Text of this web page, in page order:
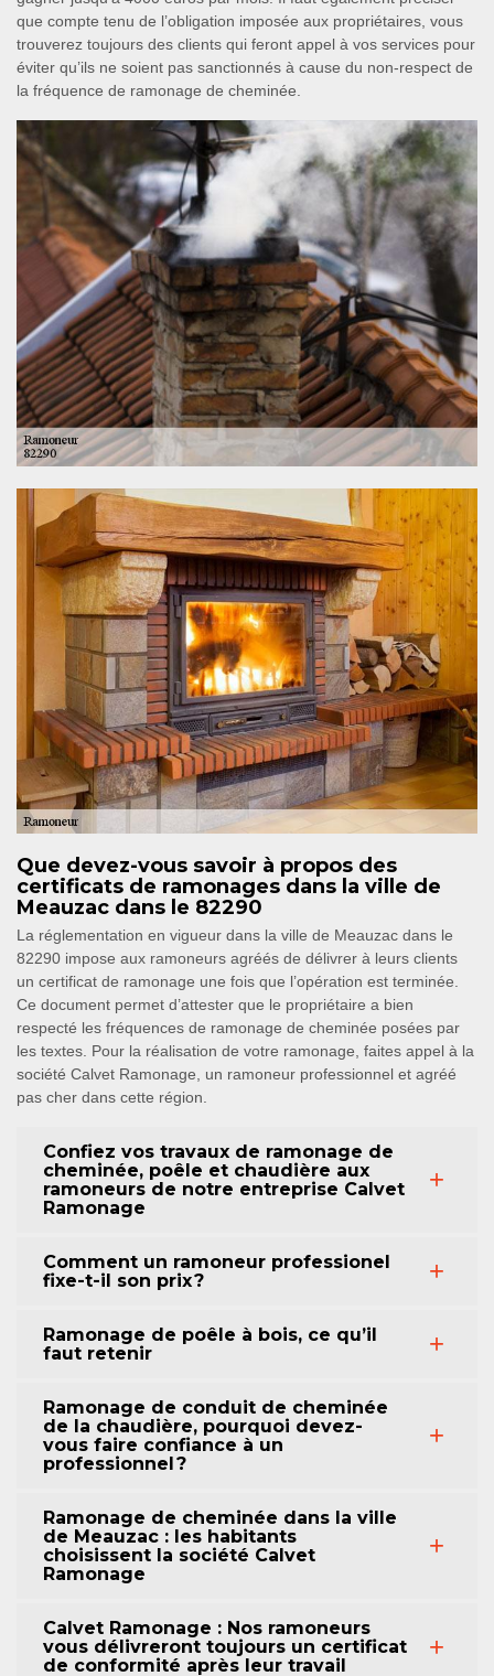
que compte tenu de l’obligation imposée aux propriétaires, vous
trouverez toujours des clients qui feront appel à vos services pour
éviter qu’ils ne soient pas sanctionnés à cause du non-respect de
la fréquence de ramonage de cheminée.
Que devez-vous savoir à propos des
certificats de ramonages dans la ville de
Meauzac dans le 82290
La réglementation en vigueur dans la ville de Meauzac dans le
82290 impose aux ramoneurs agréés de délivrer à leurs clients
un certificat de ramonage une fois que l’opération est terminée.
Ce document permet d’attester que le propriétaire a bien
respecté les fréquences de ramonage de cheminée posées par
les textes. Pour la réalisation de votre ramonage, faites appel à la
société Calvet Ramonage, un ramoneur professionnel et agréé
pas cher dans cette région.
Confiez vos travaux de ramonage de
cheminée, poêle et chaudière aux
ramoneurs de notre entreprise Calvet
Ramonage
Comment un ramoneur professionel
fixe-t-il son prix ?
Ramonage de poêle à bois, ce qu’il
faut retenir
Ramonage de conduit de cheminée
de la chaudière, pourquoi devez-
vous faire confiance à un
professionnel ?
Ramonage de cheminée dans la ville
de Meauzac : les habitants
choisissent la société Calvet
Ramonage
Calvet Ramonage : Nos ramoneurs
vous délivreront toujours un certificat
de conformité après leur travail